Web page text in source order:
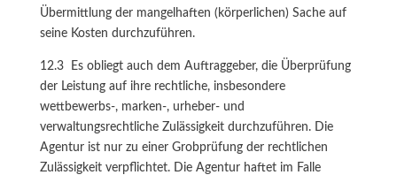
Übermittlung der mangelhaften (körperlichen) Sache auf
seine Kosten durchzuführen.
12.3 Es obliegt auch dem Auftraggeber, die Überprüfung
der Leistung auf ihre rechtliche, insbesondere
wettbewerbs-, marken-, urheber- und
verwaltungsrechtliche Zulässigkeit durchzuführen. Die
Agentur ist nur zu einer Grobprüfung der rechtlichen
Zulässigkeit verpflichtet. Die Agentur haftet im Falle